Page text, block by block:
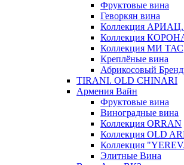
Фруктовые вина
Геворкян вина
Коллекция
Коллекция
Коллекция МИ ТАС
Креплёные вина
Абрикосовый
TIRANI. OLD CHINARI
Армения Вайн
Фруктовые вина
Виноградные вина
Коллекция ORRAN
Коллекция OLD
Коллекция
Элитные Вина